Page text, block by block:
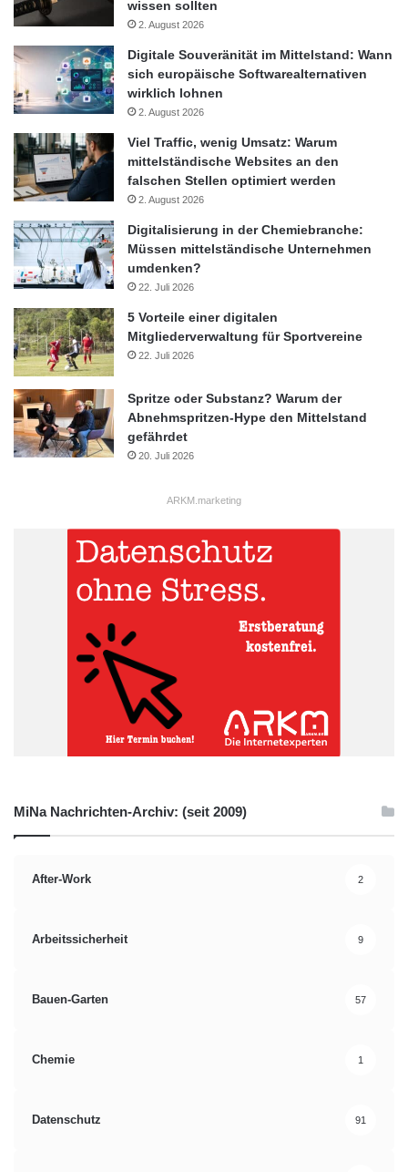
wissen sollten
2. August 2026
Digitale Souveränität im Mittelstand: Wann
sich europäische Softwarealternativen
wirklich lohnen
2. August 2026
Viel Traffic, wenig Umsatz: Warum
mittelständische Websites an den
falschen Stellen optimiert werden
2. August 2026
Digitalisierung in der Chemiebranche:
Müssen mittelständische Unternehmen
umdenken?
22. Juli 2026
5 Vorteile einer digitalen
Mitgliederverwaltung für Sportvereine
22. Juli 2026
Spritze oder Substanz? Warum der
Abnehmspritzen-Hype den Mittelstand
gefährdet
20. Juli 2026
ARKM.marketing
MiNa Nachrichten-Archiv: (seit 2009)
After-Work 2
Arbeitssicherheit 9
Bauen-Garten 57
Chemie 1
Datenschutz 91